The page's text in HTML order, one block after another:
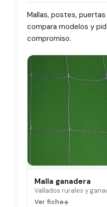
Mallas, postes,
compara modelos y
compromiso.
Malla ganadera
Vallados rurales y
Ver ficha